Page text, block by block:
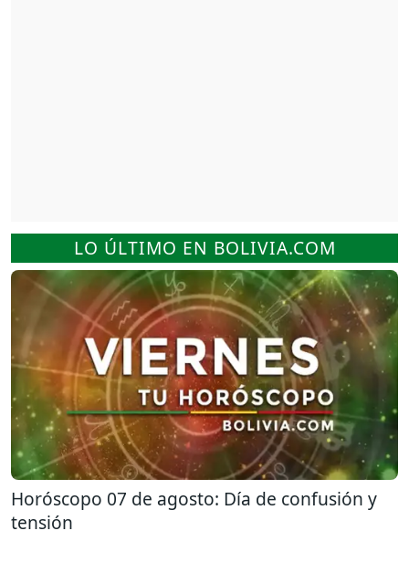
LO ÚLTIMO EN BOLIVIA.COM
Horóscopo 07 de agosto: Día de confusión y
tensión